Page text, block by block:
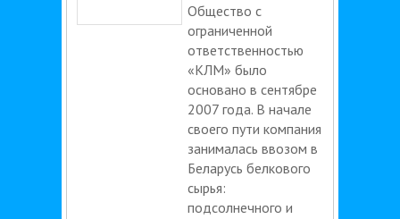
Общество с
ограниченной
ответственностью
«КЛМ» было
основано в сентябре
2007 года. В начале
своего пути компания
занималась ввозом в
Беларусь белкового
сырья:
подсолнечного и